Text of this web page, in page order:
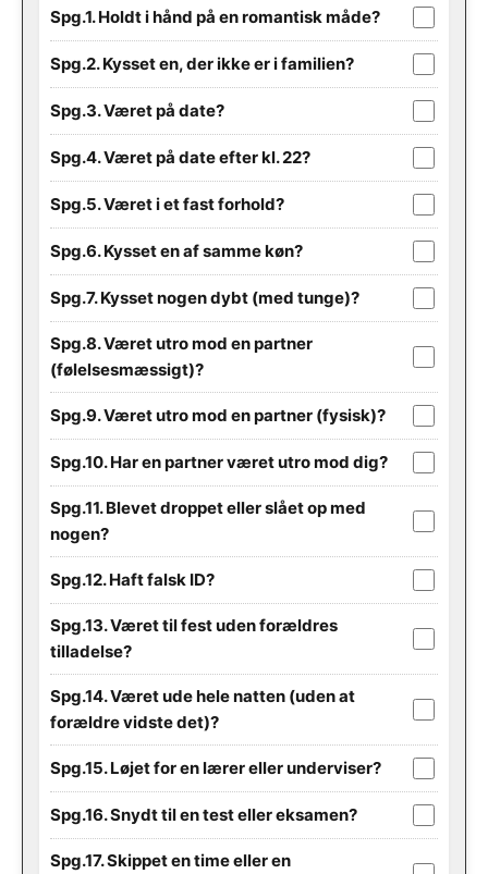
Spg.1. Holdt i hånd på en romantisk måde?
Spg.2. Kysset en, der ikke er i familien?
Spg.3. Været på date?
Spg.4. Været på date efter kl. 22?
Spg.5. Været i et fast forhold?
Spg.6. Kysset en af samme køn?
Spg.7. Kysset nogen dybt (med tunge)?
Spg.8. Været utro mod en partner
(følelsesmæssigt)?
Spg.9. Været utro mod en partner (fysisk)?
Spg.10. Har en partner været utro mod dig?
Spg.11. Blevet droppet eller slået op med
nogen?
Spg.12. Haft falsk ID?
Spg.13. Været til fest uden forældres
tilladelse?
Spg.14. Været ude hele natten (uden at
forældre vidste det)?
Spg.15. Løjet for en lærer eller underviser?
Spg.16. Snydt til en test eller eksamen?
Spg.17. Skippet en time eller en